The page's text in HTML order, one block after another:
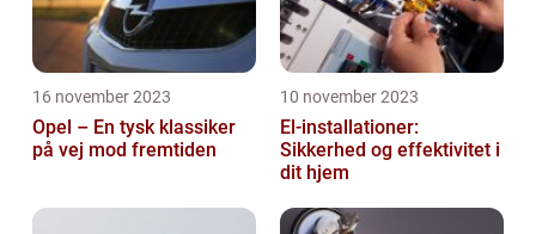
16 november 2023
Opel – En tysk klassiker
på vej mod fremtiden
10 november 2023
El-installationer:
Sikkerhed og effektivitet i
dit hjem